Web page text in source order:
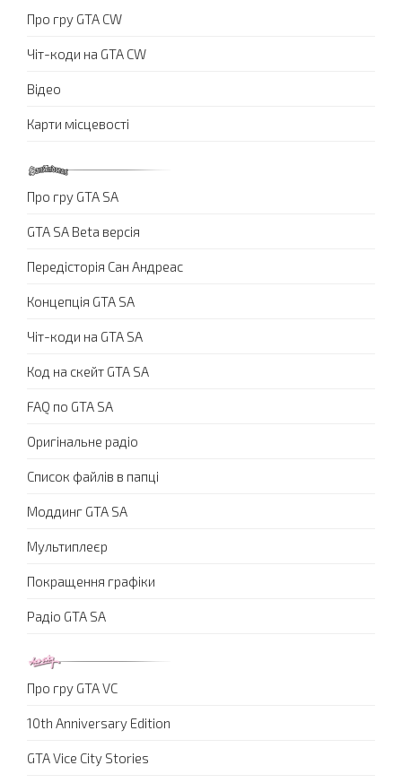
Про гру GTA CW
Чіт-коди на GTA CW
Відео
Карти місцевості
Про гру GTA SA
GTA SA Beta версія
Передісторія Сан Андреас
Концепція GTA SA
Чіт-коди на GTA SA
Код на скейт GTA SA
FAQ по GTA SA
Оригінальне радіо
Список файлів в папці
Моддинг GTA SA
Мультиплеєр
Покращення графіки
Радіо GTA SA
Про гру GTA VC
10th Anniversary Edition
GTA Vice City Stories